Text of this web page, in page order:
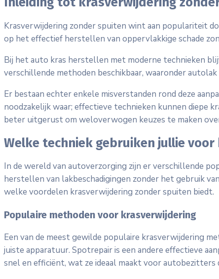
Krasverwijdering zonder spuiten wint aan populariteit
op het effectief herstellen van oppervlakkige schade
Bij het auto kras herstellen met moderne technieken
verschillende methoden beschikbaar, waaronder
Er bestaan echter enkele misverstanden rond deze
noodzakelijk waar; effectieve technieken kunnen diepe
beter uitgerust om weloverwogen keuzes te maken
Welke techniek gebruiken jullie
In de wereld van autoverzorging zijn er verschillende
herstellen van lakbeschadigingen zonder het gebruik
welke voordelen krasverwijdering zonder spuiten biedt.
Populaire methoden voor krasverwijdering
Een van de meest gewilde populaire krasverwijdering
juiste apparatuur. Spotrepair is een andere effectieve
snel en efficiënt, wat ze ideaal maakt voor autobezitters